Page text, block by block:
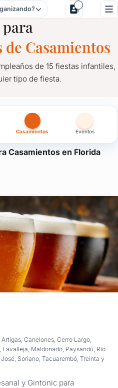
Florida
Casamientos
de 15 fiestas infantiles,
tipo de fiesta.
Casamientos Eventos
Casamientos en Florida
Canelones, Cerro Largo,
Maldonado, Paysandú, Río
Soriano, Tacuarembó, Treinta y
y Gintonic para
Florida
de 15 fiestas
y sin alcohol.
cervezas artesanales,
a tus invitados.